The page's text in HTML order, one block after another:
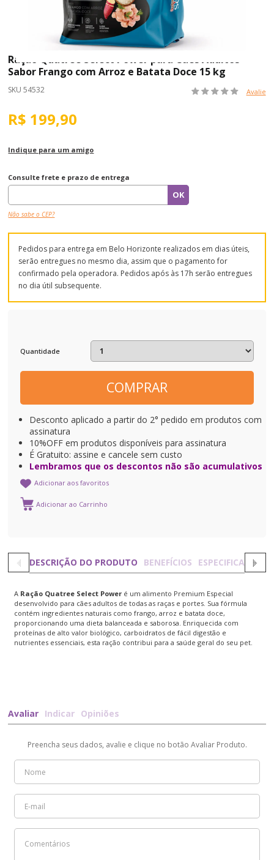
Ração Quatree Select Power para Cães Adultos
Sabor Frango com Arroz e Batata Doce 15 kg
SKU 54532 Avalie
R$ 199,90
Indique para um amigo
Consulte frete e prazo de entrega
Não sabe o CEP?
Pedidos para entrega em Belo Horizonte realizados em dias úteis,
serão entregues no mesmo dia, assim que o pagamento for
confirmado pela operadora. Pedidos após às 17h serão entregues
no dia útil subsequente.
Quantidade
COMPRAR
Desconto aplicado a partir do 2° pedido em produtos com
assinatura
10%OFF em produtos disponíveis para assinatura
É Gratuito: assine e cancele sem custo
Lembramos que os descontos não são acumulativos
Adicionar aos favoritos
DESCRIÇÃO DO PRODUTO BENEFÍCIOS ESPECIFICAÇÕES
A Ração Quatree Select Power é um alimento Premium Especial
desenvolvido para cães adultos de todas as raças e portes. Sua fórmula
contém ingredientes naturais como frango, arroz e batata doce,
proporcionando uma dieta balanceada e saborosa. Enriquecida com
proteínas de alto valor biológico, carboidratos de fácil digestão e
nutrientes essenciais, esta ração contribui para a saúde geral do seu pet.
Avaliar Indicar Opiniões
Preencha seus dados, avalie e clique no botão Avaliar Produto.